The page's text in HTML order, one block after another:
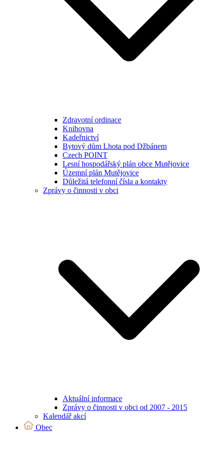
Zdravotní ordinace
Knihovna
Kadeřnictví
Bytový dům Lhota pod Džbánem
Czech POINT
Lesní hospodářský plán obce Mutějovice
Územní plán Mutějovice
Důležitá telefonní čísla a kontakty
Zprávy o činnosti v obci
Aktuální informace
Zprávy o činnosti v obci od 2007 - 2015
Kalendář akcí
Obec